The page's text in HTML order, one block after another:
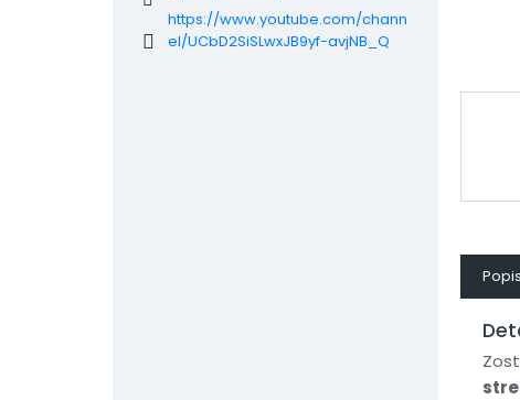
https://www.youtube.com/chann
el/UCbD2SiSLwxJB9yf-avjNB_Q
Popis